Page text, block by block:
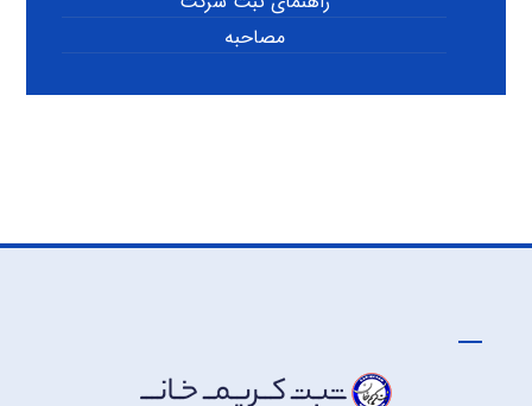
مصاحبه